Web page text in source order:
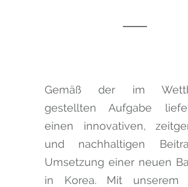
Gemäß der im
gestellten Aufgabe
einen innovativen,
und nachhaltigen
Umsetzung einer neuen
in Korea. Mit unserem